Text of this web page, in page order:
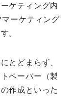
ケティング内
ーケティング
。
とどまらず、
ペーパー（製
作成といった